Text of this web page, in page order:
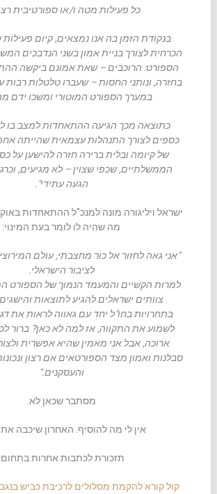
כל פעילות מטה ו/או ספורטיבית
בנקודת הזמן בה אנו נמצאים, קיום
הכרחית לצורך בניית אמון בשני הנדבכים
הספורט: הרוכבים – שאת אמונם ביקשה
בחזרה, ונותני החסות – שעברו טלטלות רבות
במערך הספורט המוטורי ומשכו ידם
כתוצאה מכך הגיעה ההתאחדות למצב בו לא
כספים לצורך התנהלות עצמאית שהייתה
של קיומה ובלית ברירה חזרה להישען על
הממשלתיים, שכפי שצוין – לא מגיעים,
הגעה עתידי".
מה שהיה לו לומר בעת המינוי:
"אני גאה לחזור אל כור מחצבתי, עולם
לציבור הישראלי.
למרות הקשיים והמעמד הנמוך של הספורט
צוותים ישראלים להגיע לתוצאות
בתחרויות בחו"ל יחד עם גאווה לראות את
לשמוע את התקווה, אז למה לא כאן? ברור
ארוכה, אבל אני מאמין שהיא אפשרית
סבלנות ואמון מצד הספורטאים אם רצון
והעסקנים."
מסתבר שכאן לא.
אין לי מה להוסיף. האחרון שיכבה את
תזכורת לכתבות אחרות בתחום:
קול קורא להקמת מסלולים לרכיבת כביש בנגב